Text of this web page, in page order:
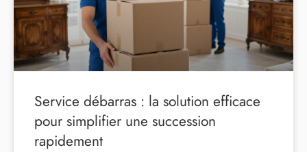
Service débarras : la solution efficace
pour simplifier une succession
rapidement